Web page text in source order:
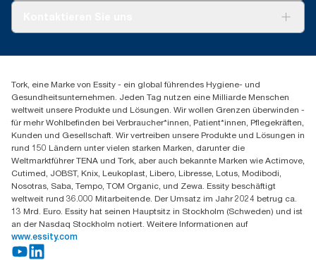
Spenderreklamation
+43 (0) 8 10-22 00 84
Essity Austria Vertriebs GmbH
Am Europlatz 2
1120 Wien
Mo-Do 8:00-16:30 | Fr 8:00-15:00
GLN: 9011111000026
Tork, eine Marke von Essity - ein global führendes Hygiene- und
Gesundheitsunternehmen. Jeden Tag nutzen eine Milliarde Menschen
weltweit unsere Produkte und Lösungen. Wir wollen Grenzen überwinden -
für mehr Wohlbefinden bei Verbraucher*innen, Patient*innen, Pflegekräften,
Kunden und Gesellschaft. Wir vertreiben unsere Produkte und Lösungen in
rund 150 Ländern unter vielen starken Marken, darunter die
Weltmarktführer TENA und Tork, aber auch bekannte Marken wie Actimove,
Cutimed, JOBST, Knix, Leukoplast, Libero, Libresse, Lotus, Modibodi,
Nosotras, Saba, Tempo, TOM Organic, und Zewa. Essity beschäftigt
weltweit rund 36.000 Mitarbeitende. Der Umsatz im Jahr 2024 betrug ca.
13 Mrd. Euro. Essity hat seinen Hauptsitz in Stockholm (Schweden) und ist
an der Nasdaq Stockholm notiert. Weitere Informationen auf
www.essity.com